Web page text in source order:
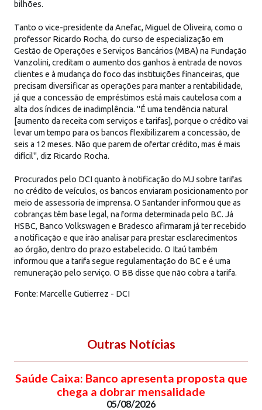
bilhões.
Tanto o vice-presidente da Anefac, Miguel de Oliveira, como o
professor Ricardo Rocha, do curso de especialização em
Gestão de Operações e Serviços Bancários (MBA) na Fundação
Vanzolini, creditam o aumento dos ganhos à entrada de novos
clientes e à mudança do foco das instituições financeiras, que
precisam diversificar as operações para manter a rentabilidade,
já que a concessão de empréstimos está mais cautelosa com a
alta dos índices de inadimplência. "É uma tendência natural
[aumento da receita com serviços e tarifas], porque o crédito vai
levar um tempo para os bancos flexibilizarem a concessão, de
seis a 12 meses. Não que parem de ofertar crédito, mas é mais
difícil", diz Ricardo Rocha.
Procurados pelo DCI quanto à notificação do MJ sobre tarifas
no crédito de veículos, os bancos enviaram posicionamento por
meio de assessoria de imprensa. O Santander informou que as
cobranças têm base legal, na forma determinada pelo BC. Já
HSBC, Banco Volkswagen e Bradesco afirmaram já ter recebido
a notificação e que irão analisar para prestar esclarecimentos
ao órgão, dentro do prazo estabelecido. O Itaú também
informou que a tarifa segue regulamentação do BC e é uma
remuneração pelo serviço. O BB disse que não cobra a tarifa.
Fonte: Marcelle Gutierrez - DCI
Outras Notícias
Saúde Caixa: Banco apresenta proposta que
chega a dobrar mensalidade
05/08/2026